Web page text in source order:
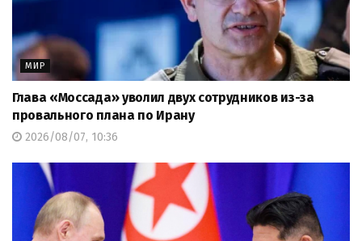
МИР
Глава «Моссада» уволил двух сотрудников из-за
провального плана по Ирану
2026/08/07, 10:36